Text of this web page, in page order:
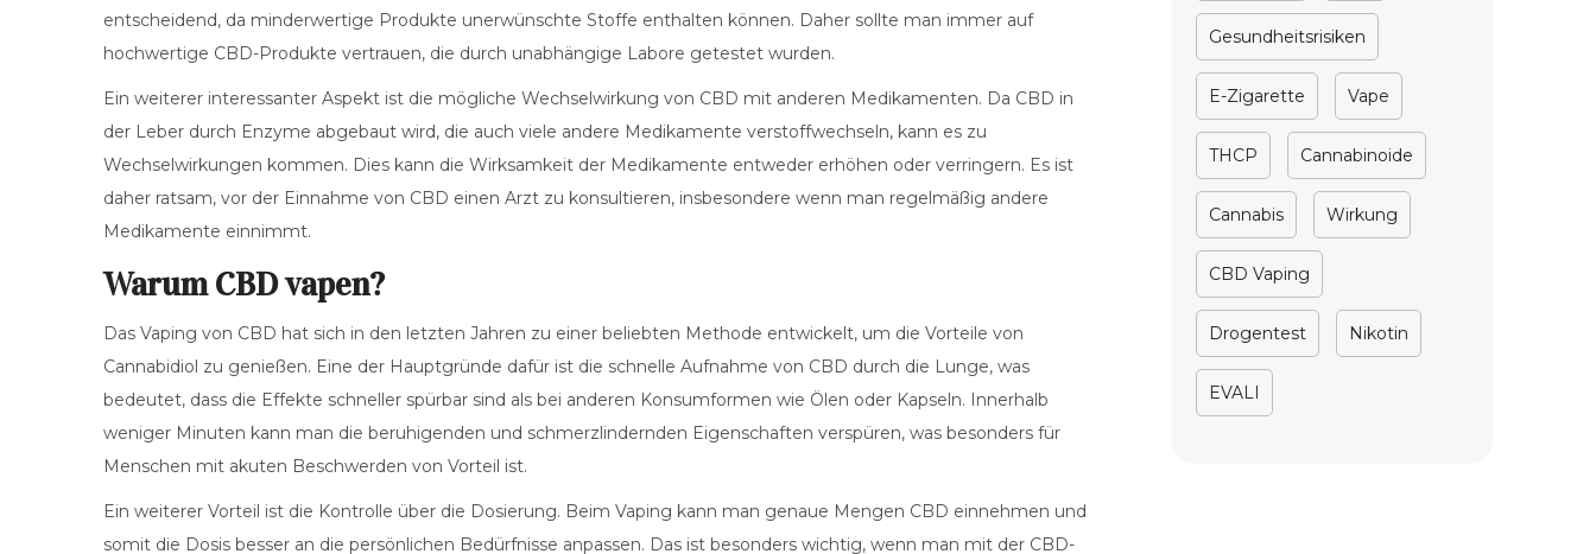
entscheidend, da minderwertige Produkte unerwünschte Stoffe enthalten können. Daher sollte man immer auf
hochwertige CBD-Produkte vertrauen, die durch unabhängige Labore getestet wurden.
Ein weiterer interessanter Aspekt ist die mögliche Wechselwirkung von CBD mit anderen Medikamenten. Da CBD in
der Leber durch Enzyme abgebaut wird, die auch viele andere Medikamente verstoffwechseln, kann es zu
Wechselwirkungen kommen. Dies kann die Wirksamkeit der Medikamente entweder erhöhen oder verringern. Es ist
daher ratsam, vor der Einnahme von CBD einen Arzt zu konsultieren, insbesondere wenn man regelmäßig andere
Medikamente einnimmt.
Warum CBD vapen?
Das Vaping von CBD hat sich in den letzten Jahren zu einer beliebten Methode entwickelt, um die Vorteile von
Cannabidiol zu genießen. Eine der Hauptgründe dafür ist die schnelle Aufnahme von CBD durch die Lunge, was
bedeutet, dass die Effekte schneller spürbar sind als bei anderen Konsumformen wie Ölen oder Kapseln. Innerhalb
weniger Minuten kann man die beruhigenden und schmerzlindernden Eigenschaften verspüren, was besonders für
Menschen mit akuten Beschwerden von Vorteil ist.
Ein weiterer Vorteil ist die Kontrolle über die Dosierung. Beim Vaping kann man genaue Mengen CBD einnehmen und
somit die Dosis besser an die persönlichen Bedürfnisse anpassen. Das ist besonders wichtig, wenn man mit der CBD-
Gesundheitsrisiken
E-Zigarette Vape
THCP Cannabinoide
Cannabis Wirkung
CBD Vaping
Drogentest Nikotin
EVALI